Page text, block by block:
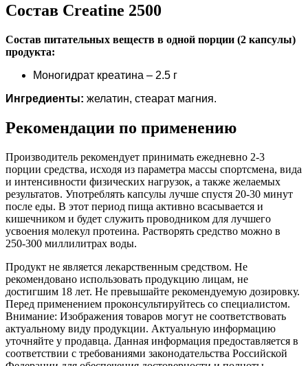
Состав Creatine 2500
Состав питательных веществ в одной порции (2 капсулы)
продукта:
Моногидрат креатина – 2.5 г
Ингредиенты: желатин, стеарат магния.
Рекомендации по применению
Производитель рекомендует принимать ежедневно 2-3
порции средства, исходя из параметра массы спортсмена, вида
и интенсивности физических нагрузок, а также желаемых
результатов. Употреблять капсулы лучше спустя 20-30 минут
после еды. В этот период пища активно всасывается и
кишечником и будет служить проводником для лучшего
усвоения молекул протеина. Растворять средство можно в
250-300 миллилитрах воды.
Продукт не является лекарственным средством. Не
рекомендовано использовать продукцию лицам, не
достигшим 18 лет. Не превышайте рекомендуемую дозировку.
Перед применением проконсультируйтесь со специалистом.
Внимание: Изображения товаров могут не соответствовать
актуальному виду продукции. Актуальную информацию
уточняйте у продавца. Данная информация предоставляется в
соответствии с требованиями законодательства Российской